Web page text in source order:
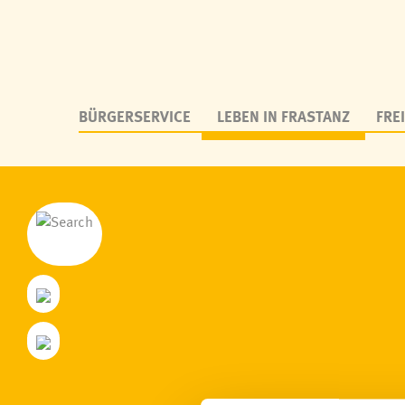
BÜRGERSERVICE LEBEN IN FRASTANZ
Personen aus Frastanz
Zahlen & Daten
Geschichte